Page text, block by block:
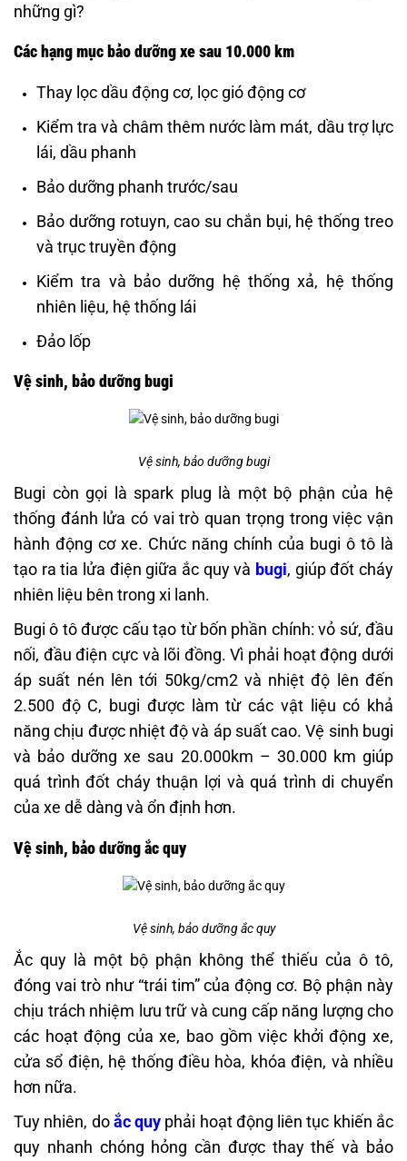
những gì?
Các hạng mục bảo dưỡng xe sau 10.000 km
Thay lọc dầu động cơ, lọc gió động cơ
Kiểm tra và châm thêm nước làm mát, dầu trợ lực
lái, dầu phanh
Bảo dưỡng phanh trước/sau
Bảo dưỡng rotuyn, cao su chắn bụi, hệ thống treo
và trục truyền động
Kiểm tra và bảo dưỡng hệ thống xả, hệ thống
nhiên liệu, hệ thống lái
Đảo lốp
Vệ sinh, bảo dưỡng bugi
Vệ sinh, bảo dưỡng bugi
Bugi còn gọi là spark plug là một bộ phận của hệ
thống đánh lửa có vai trò quan trọng trong việc vận
hành động cơ xe. Chức năng chính của bugi ô tô là
tạo ra tia lửa điện giữa ắc quy và bugi, giúp đốt cháy
nhiên liệu bên trong xi lanh.
Bugi ô tô được cấu tạo từ bốn phần chính: vỏ sứ, đầu
nối, đầu điện cực và lõi đồng. Vì phải hoạt động dưới
áp suất nén lên tới 50kg/cm2 và nhiệt độ lên đến
2.500 độ C, bugi được làm từ các vật liệu có khả
năng chịu được nhiệt độ và áp suất cao. Vệ sinh bugi
và bảo dưỡng xe sau 20.000km – 30.000 km giúp
quá trình đốt cháy thuận lợi và quá trình di chuyển
của xe dễ dàng và ổn định hơn.
Vệ sinh, bảo dưỡng ắc quy
Vệ sinh, bảo dưỡng ắc quy
Ắc quy là một bộ phận không thể thiếu của ô tô,
đóng vai trò như “trái tim” của động cơ. Bộ phận này
chịu trách nhiệm lưu trữ và cung cấp năng lượng cho
các hoạt động của xe, bao gồm việc khởi động xe,
cửa sổ điện, hệ thống điều hòa, khóa điện, và nhiều
hơn nữa.
Tuy nhiên, doắc quy phải hoạt động liên tục khiến ắc
quy nhanh chóng hỏng cần được thay thế và bảo